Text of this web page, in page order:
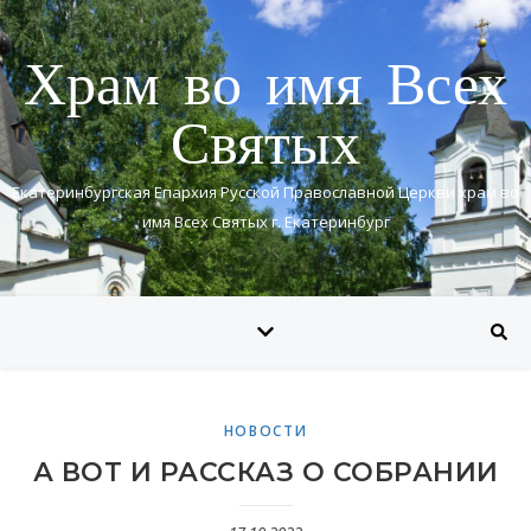
Храм во имя Всех
Святых
Екатеринбургская Епархия Русской Православной Церкви храм во
имя Всех Святых г. Екатеринбург
НОВОСТИ
А ВОТ И РАССКАЗ О СОБРАНИИ